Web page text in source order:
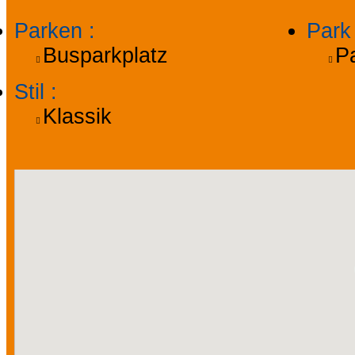
Parken :
Busparkplatz
Stil :
Klassik
Park